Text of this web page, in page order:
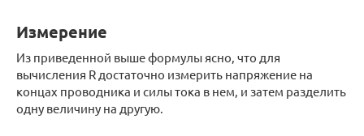
Измерение
Из приведенной выше формулы ясно, что для
вычисления R достаточно измерить напряжение на
концах проводника и силы тока в нем, и затем разделить
одну величину на другую.